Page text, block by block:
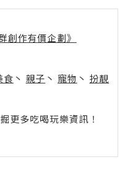
創作有價企劃》
食 丶 親子 丶 寵物 丶 扮靚
更多吃喝玩樂資訊！